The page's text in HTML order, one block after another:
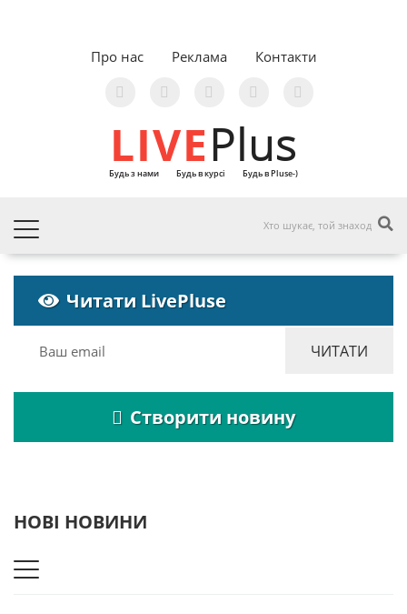
Про нас Реклама Контакти
LIVEPlus
Будь з нами Будь в курсі Будь в Pluse-)
Читати LivePluse
Створити новину
НОВІ НОВИНИ